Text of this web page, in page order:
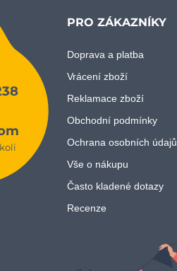
PRO ZÁKAZNÍKY
Doprava a platba
Vrácení zboží
Reklamace zboží
Obchodní podmínky
Ochrana osobních údajů
Vše o nákupu
Často kladené dotazy
Recenze